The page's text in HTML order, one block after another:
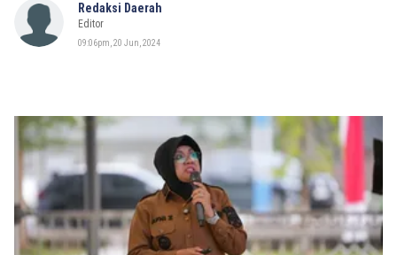
Redaksi Daerah
Editor
09:06pm, 20 Jun, 2024